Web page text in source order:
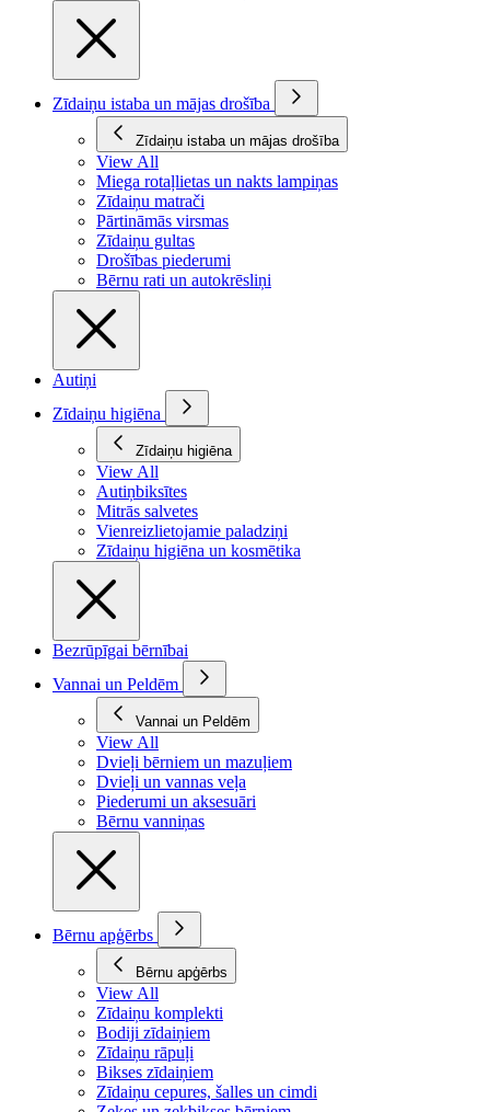
Zīdaiņu istaba un mājas drošība
Zīdaiņu istaba un mājas drošība
View All
Miega rotaļlietas un nakts lampiņas
Zīdaiņu matrači
Pārtināmās virsmas
Zīdaiņu gultas
Drošības piederumi
Bērnu rati un autokrēsliņi
Autiņi
Zīdaiņu higiēna
Zīdaiņu higiēna
View All
Autiņbiksītes
Mitrās salvetes
Vienreizlietojamie paladziņi
Zīdaiņu higiēna un kosmētika
Bezrūpīgai bērnībai
Vannai un Peldēm
Vannai un Peldēm
View All
Dvieļi bērniem un mazuļiem
Dvieļi un vannas veļa
Piederumi un aksesuāri
Bērnu vanniņas
Bērnu apģērbs
Bērnu apģērbs
View All
Zīdaiņu komplekti
Bodiji zīdaiņiem
Zīdaiņu rāpuļi
Bikses zīdaiņiem
Zīdaiņu cepures, šalles un cimdi